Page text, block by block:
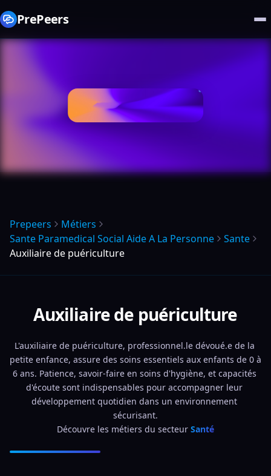
PrePeers
Prepeers
Métiers
Sante Paramedical Social Aide A La Personne
Sante
Auxiliaire de puériculture
Auxiliaire de puériculture
L'auxiliaire de puériculture, professionnel.le dévoué.e de la
petite enfance, assure des soins essentiels aux enfants de 0 à
6 ans. Patience, savoir-faire en soins d'hygiène, et capacités
d'écoute sont indispensables pour accompagner leur
développement quotidien dans un environnement
sécurisant.
Découvre les métiers du secteur Santé